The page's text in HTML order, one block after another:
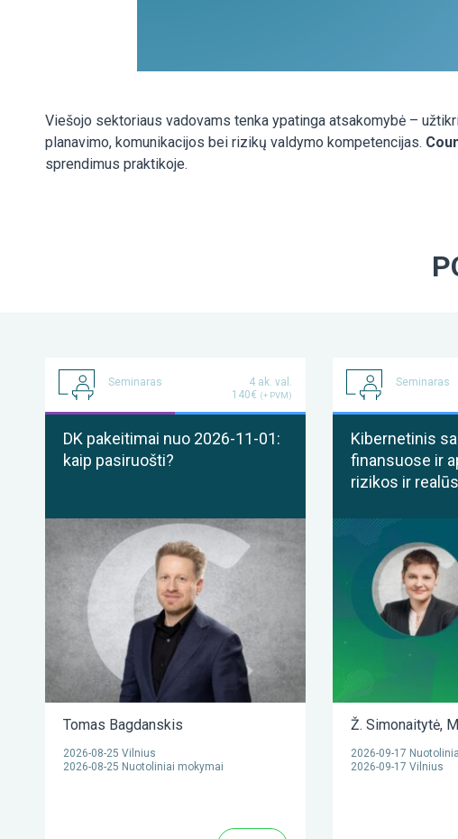
Viešojo sektoriaus vadovams tenka ypatinga atsakomybė –
planavimo, komunikacijos bei rizikų valdymo kompetencijas.
sprendimus praktikoje.
Seminaras
4 ak. val.
140€ (+ PVM)
DK pakeitimai nuo 2026-11-01:
kaip pasiruošti?
Tomas Bagdanskis
2026-08-25 Vilnius
2026-08-25 Nuotoliniai mokymai
Seminaras
Kibernetinis
finansuose ir
rizikos ir
Ž. Simonaitytė,
2026-09-17
2026-09-17 Vilnius